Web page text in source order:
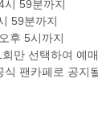
59분까지
59분까지
후 5시까지
만 선택하여 예
팬카페로 공지